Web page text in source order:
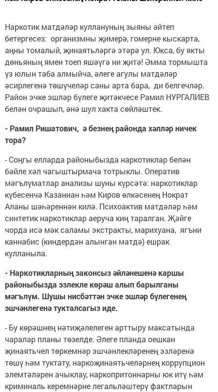
Наркотик матдәләр куллануның зыяны әйтеп
бетергесез: организмны җимерә, гомерне кыскарта,
аңны томалый, җинаятьләргә этәрә ул. Юкса, бу якты
дөньяның ямен тоеп яшәүгә ни җитә! Әмма тормышта
үз юлын таба алмыйча, әлеге агулы матдәләр
әсирлегенә төшүчеләр саны арта бара, ди белгечләр.
Район эчке эшләр бүлеге җитәкчесе Рамил НУРГАЛИЕВ
белән очрашып, әнә шул хакта сөйләштек.
- Рамил Ришатович, ә безнең районда хәлләр ничек
тора?
- Соңгы елларда районыбызда наркотиклар белән
бәйле хәл чагыштырмача тотрыклы. Оператив
мәгълүматлар анализы шуны күрсәтә: наркотиклар
күбесенчә Казаннан һәм Киров өлкәсенең Нократ
Аланы шәһәреннән килә. Психоактив матдәләр һәм
синтетик наркотиклар аеруча киң таралган. Җәйге
чорда исә мәк саламы экстракты, марихуана, ягъни
каннабис (киндердән алынган матдә) ешрак
кулланыла.
- Наркотикларның законсыз әйләнешенә каршы
районыбызда эзлекле көрәш алып барылганы
мәгълүм. Шушы нисбәттән эчке эшләр бүлегенең
эшчәнлегенә тукталсагыз иде.
- Бу көрәшнең нәтиҗәлелеген арттыру максатында
чаралар планы төзелде. Әлеге планда оешкан
җинаятьчел төркемнәр эшчәнлекләренең эзләренә
төшү һәм туктату, наркоҗинаятьчеләрнең коррупцион
элемтәләрен ачыклау, наркопритоннарны юк итү һәм
криминаль керемнәрне легальләштерү фактларын